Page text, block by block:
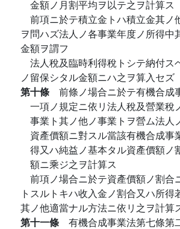
金額ノ月割平均ヲ以テ之ヲ計算ス
前項ニ於テ積立金トハ積立金其ノ
ヲ問ハズ法人ノ各事業年度ノ所得中
金額ヲ謂フ
法人稅及臨時利得稅トシテ納付ス
ノ留保シタル金額ニハ之ヲ算入セズ
第十條 前條ノ場合ニ於テ有機合成
一項ノ規定ニ依リ法人稅及營業稅
事業ト其ノ他ノ事業トヲ營ム法人
資產價額ニ對スル當該有機合成事
得又ハ純益ノ基本タル資產價額ノ
額ニ乘ジ之ヲ計算ス
前項ノ場合ニ於テ資產價額ノ割合
トスルトキハ收入金ノ割合又ハ所得
其ノ他適當ナル方法ニ依リ之ヲ計算
第十一條 有機合成事業法第七條第